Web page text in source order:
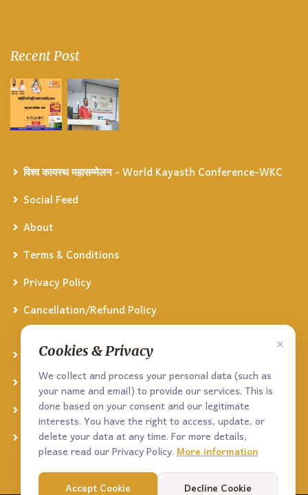
Recent Post
विश्व कायस्थ महासम्मेलन - World Kayasth Conference-WKC
Social Feed
About
Terms & Conditions
Privacy Policy
Cancellation/Refund Policy
Facebook
Twitter
Linked In
YouTube
×
Cookies & Privacy
We collect and process your personal data (such as
your name and email) to provide our services. This is
done based on your consent and our legitimate
interests. You have the right to access, update, or
delete your data at any time. For more details,
please read our Privacy Policy. More information
Accept Cookie Decline Cookie